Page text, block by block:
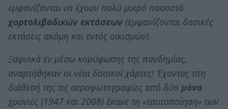
εμφανίζονται να έχουν πολύ μικρό ποσοστό
χορτολιβαδικών εκτάσεων (εμφανίζονται δασικές
εκτάσεις ακόμη και εντός οικισμών).
Ξαφνικά εν μέσω κορύφωσης της πανδημίας,
αναρτήθηκαν οι νέοι δασικοί χάρτες! Έχοντας στη
διάθεσή της τις αεροφωτογραφίες από δύο μόνο
χρονιές (1947 και 2008) έκανε τη «ταυτοποίηση» των